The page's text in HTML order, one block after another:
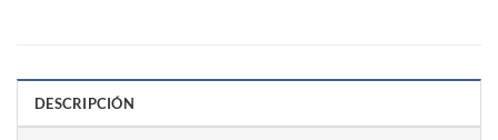
DESCRIPCIÓN